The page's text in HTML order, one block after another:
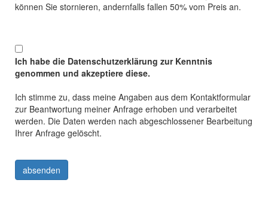
können Sie stornieren, andernfalls fallen 50% vom Preis an.
Ich habe die Datenschutzerklärung zur Kenntnis
genommen und akzeptiere diese.
Ich stimme zu, dass meine Angaben aus dem Kontaktformular
zur Beantwortung meiner Anfrage erhoben und verarbeitet
werden. Die Daten werden nach abgeschlossener Bearbeitung
Ihrer Anfrage gelöscht.